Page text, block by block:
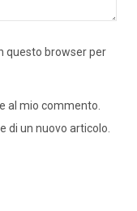
questo browser per
al mio commento.
di un nuovo articolo.